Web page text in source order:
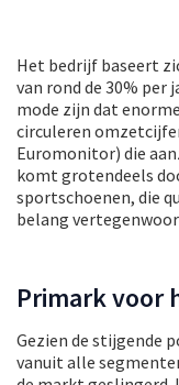
Het bedrijf baseert
van rond de 30% per
mode zijn dat
circuleren
Euromonitor) die
komt grotendeels
sportschoenen, die
belang
Primark voor
Gezien de stijgende
vanuit alle